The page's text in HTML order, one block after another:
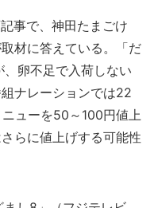
事で、神田たまごけ
材に答えている。「だ
卵不足で入荷しない
ナレーションでは22
ューを50～100円値上
らに値上げする可能性